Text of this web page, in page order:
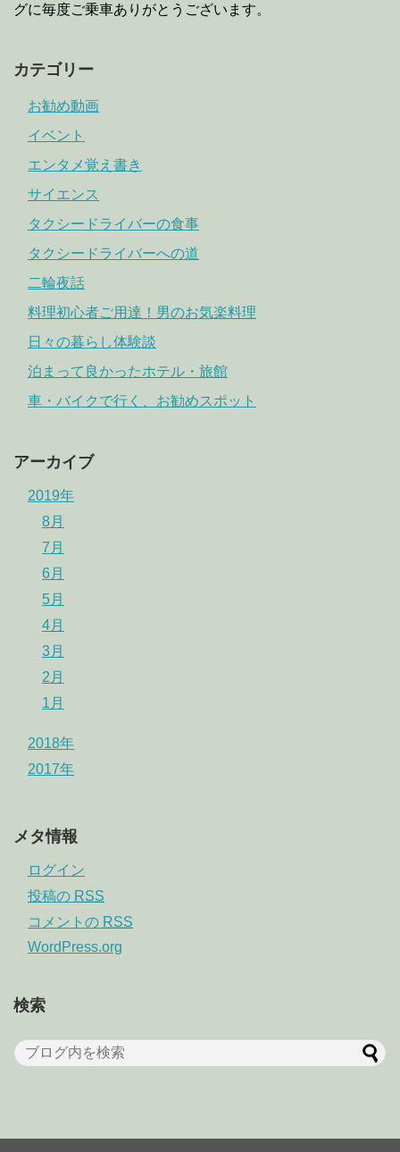
グに毎度ご乗車ありがとうございます。
カテゴリー
お勧め動画
イベント
エンタメ覚え書き
サイエンス
タクシードライバーの食事
タクシードライバーへの道
二輪夜話
料理初心者ご用達！男のお気楽料理
日々の暮らし体験談
泊まって良かったホテル・旅館
車・バイクで行く、お勧めスポット
アーカイブ
2019年
8月
7月
6月
5月
4月
3月
2月
1月
2018年
2017年
メタ情報
ログイン
投稿の RSS
コメントの RSS
WordPress.org
検索